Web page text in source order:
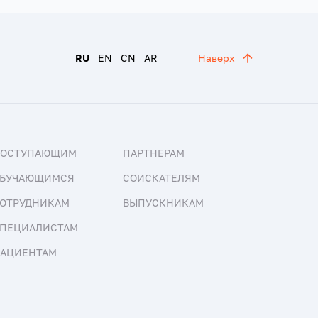
RU EN CN AR Наверх
ПАРТНЕРАМ
СОИСКАТЕЛЯМ
ВЫПУСКНИКАМ